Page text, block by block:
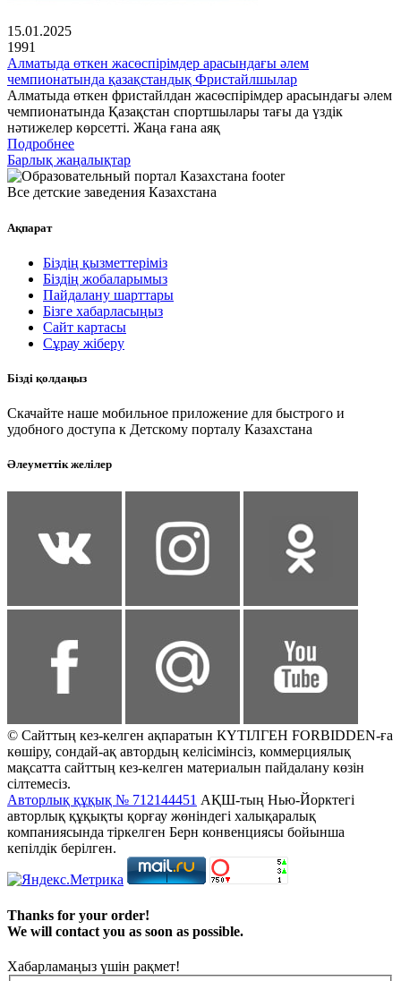
15.01.2025
1991
Алматыда өткен жасөспірімдер арасындағы әлем
чемпионатында қазақстандық Фристайлшылар
Алматыда өткен фристайлдан жасөспірімдер арасындағы әлем
чемпионатында Қазақстан спортшылары тағы да үздік
нәтижелер көрсетті. Жаңа ғана аяқ
Подробнее
Барлық жаңалықтар
Все детские заведения Казахстана
Ақпарат
Біздің қызметтеріміз
Біздің жобаларымыз
Пайдалану шарттары
Бізге хабарласыңыз
Сайт картасы
Сұрау жіберу
Бізді қолдаңыз
Скачайте наше мобильное приложение для быстрого и
удобного доступа к Детскому порталу Казахстана
Әлеуметтік желілер
© Сайттың кез-келген ақпаратын КҮТІЛГЕН FORBIDDEN-ға
көшіру, сондай-ақ автордың келісімінсіз, коммерциялық
мақсатта сайттың кез-келген материалын пайдалану көзін
сілтемесіз.
Авторлық құқық № 712144451 АҚШ-тың Нью-Йорктегі
авторлық құқықты қорғау жөніндегі халықаралық
компаниясында тіркелген Берн конвенциясы бойынша
кепілдік берілген.
Thanks for your order!
We will contact you as soon as possible.
Хабарламаңыз үшін рақмет!